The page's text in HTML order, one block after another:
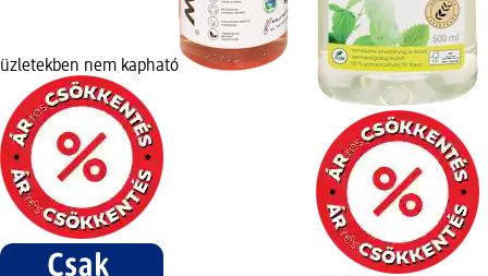
üzletekben nem kapható